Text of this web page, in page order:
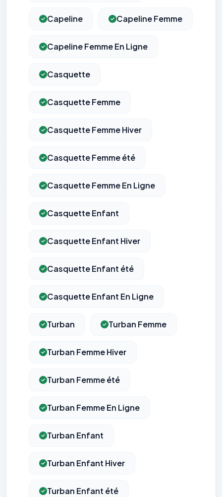
Capeline Capeline Femme
Capeline Femme En Ligne
Casquette
Casquette Femme
Casquette Femme Hiver
Casquette Femme été
Casquette Femme En Ligne
Casquette Enfant
Casquette Enfant Hiver
Casquette Enfant été
Casquette Enfant En Ligne
Turban Turban Femme
Turban Femme Hiver
Turban Femme été
Turban Femme En Ligne
Turban Enfant
Turban Enfant Hiver
Turban Enfant été